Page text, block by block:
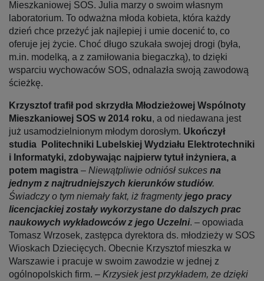
Mieszkaniowej SOS. Julia marzy o swoim własnym
laboratorium. To odważna młoda kobieta, która każdy
dzień chce przeżyć jak najlepiej i umie docenić to, co
oferuje jej życie. Choć długo szukała swojej drogi (była,
m.in. modelką, a z zamiłowania biegaczką), to dzięki
wsparciu wychowaców SOS, odnalazła swoją zawodową
ścieżkę.
Krzysztof trafił pod skrzydła Młodzieżowej Wspólnoty
Mieszkaniowej SOS w 2014 roku, a od niedawana jest
już usamodzielnionym młodym dorosłym. Ukończył
studia Politechniki Lubelskiej Wydziału Elektrotechniki
i Informatyki, zdobywając najpierw tytuł inżyniera, a
potem magistra – Niewątpliwie odniósł sukces na
jednym z najtrudniejszych kierunków studiów.
Świadczy o tym niemały fakt, iż fragmentyjego pracy
licencjackiej zostały wykorzystane do dalszych prac
naukowych wykładowców z jego Uczelni. – opowiada
Tomasz Wrzosek, zastępca dyrektora ds. młodzieży w SOS
Wioskach Dziecięcych. Obecnie Krzysztof mieszka w
Warszawie i pracuje w swoim zawodzie w jednej z
ogólnopolskich firm. – Krzysiek jest przykładem, że dzięki